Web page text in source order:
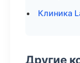
Клиника
Другие